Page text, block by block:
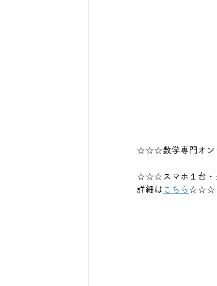
☆☆☆数学専門オン
☆☆☆スマホ１台・
詳細は こちら ☆☆☆